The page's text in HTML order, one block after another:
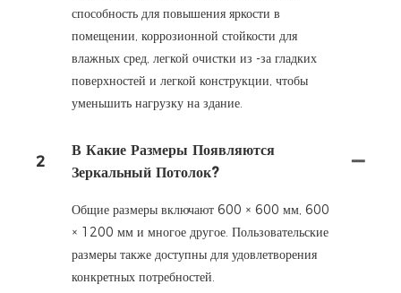
способность для повышения яркости в
помещении, коррозионной стойкости для
влажных сред, легкой очистки из -за гладких
поверхностей и легкой конструкции, чтобы
уменьшить нагрузку на здание.
2
В Какие Размеры Появляются
Зеркальный Потолок?
Общие размеры включают 600 × 600 мм, 600
× 1200 мм и многое другое. Пользовательские
размеры также доступны для удовлетворения
конкретных потребностей.